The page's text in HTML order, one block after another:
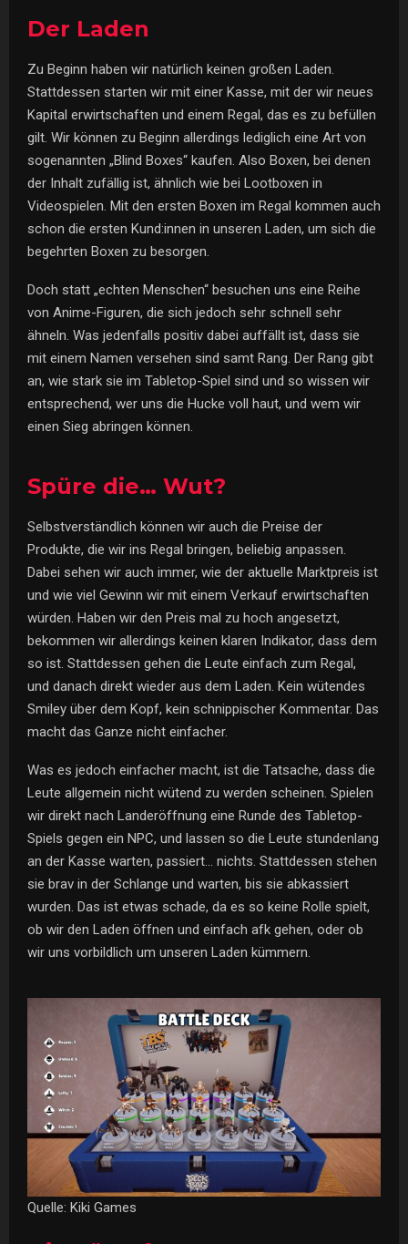
Der Laden
Zu Beginn haben wir natürlich keinen großen Laden.
Stattdessen starten wir mit einer Kasse, mit der wir neues
Kapital erwirtschaften und einem Regal, das es zu befüllen
gilt. Wir können zu Beginn allerdings lediglich eine Art von
sogenannten „Blind Boxes“ kaufen. Also Boxen, bei denen
der Inhalt zufällig ist, ähnlich wie bei Lootboxen in
Videospielen. Mit den ersten Boxen im Regal kommen auch
schon die ersten Kund:innen in unseren Laden, um sich die
begehrten Boxen zu besorgen.
Doch statt „echten Menschen“ besuchen uns eine Reihe
von Anime-Figuren, die sich jedoch sehr schnell sehr
ähneln. Was jedenfalls positiv dabei auffällt ist, dass sie
mit einem Namen versehen sind samt Rang. Der Rang gibt
an, wie stark sie im Tabletop-Spiel sind und so wissen wir
entsprechend, wer uns die Hucke voll haut, und wem wir
einen Sieg abringen können.
Spüre die… Wut?
Selbstverständlich können wir auch die Preise der
Produkte, die wir ins Regal bringen, beliebig anpassen.
Dabei sehen wir auch immer, wie der aktuelle Marktpreis ist
und wie viel Gewinn wir mit einem Verkauf erwirtschaften
würden. Haben wir den Preis mal zu hoch angesetzt,
bekommen wir allerdings keinen klaren Indikator, dass dem
so ist. Stattdessen gehen die Leute einfach zum Regal,
und danach direkt wieder aus dem Laden. Kein wütendes
Smiley über dem Kopf, kein schnippischer Kommentar. Das
macht das Ganze nicht einfacher.
Was es jedoch einfacher macht, ist die Tatsache, dass die
Leute allgemein nicht wütend zu werden scheinen. Spielen
wir direkt nach Landeröffnung eine Runde des Tabletop-
Spiels gegen ein NPC, und lassen so die Leute stundenlang
an der Kasse warten, passiert… nichts. Stattdessen stehen
sie brav in der Schlange und warten, bis sie abkassiert
wurden. Das ist etwas schade, da es so keine Rolle spielt,
ob wir den Laden öffnen und einfach afk gehen, oder ob
wir uns vorbildlich um unseren Laden kümmern.
Quelle: Kiki Games